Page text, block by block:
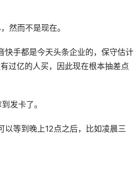
然而不是现在。
快手都是今天头条企业的，保守估计
过亿的人买，因此现在根本抽差点
发卡了。
以等到晚上12点之后，比如凌晨三